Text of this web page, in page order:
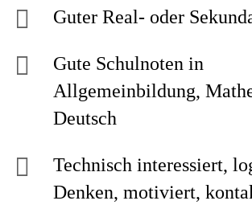
Guter Real- oder
Gute Schulnoten in
Allgemeinbildung,
Deutsch
Technisch interessiert,
Denken, motiviert,